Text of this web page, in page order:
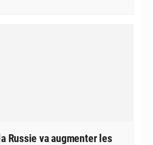
Russie va augmenter les